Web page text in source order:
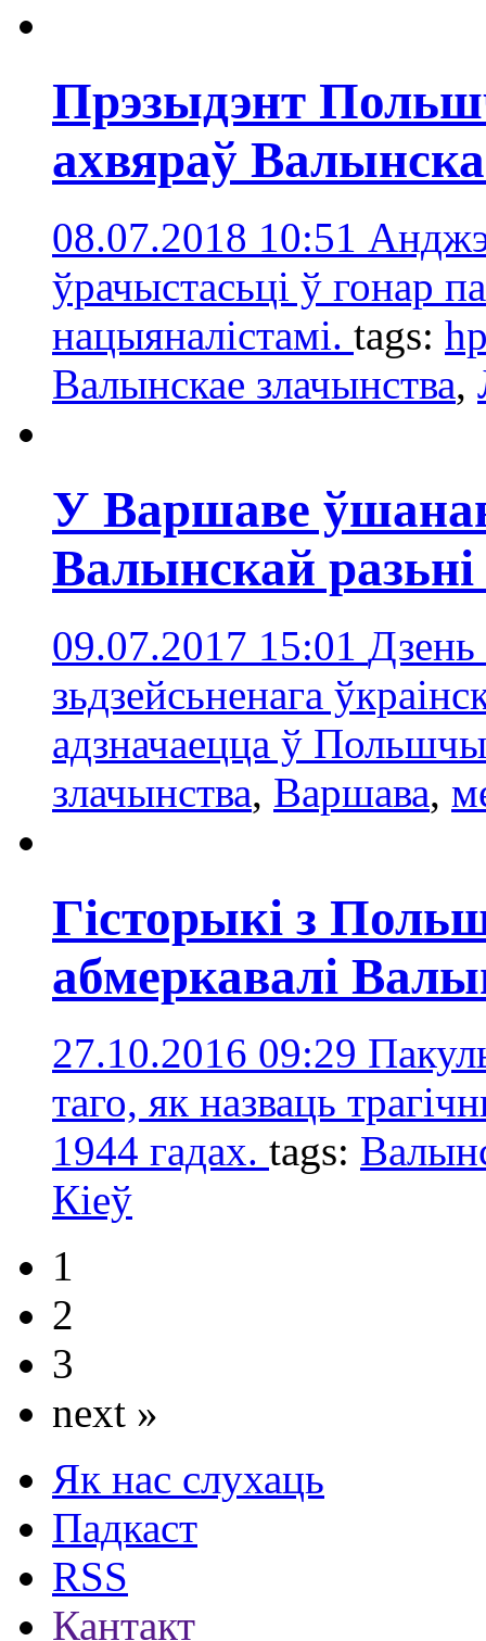
Прэзыдэнт
ахвяраў
08.07.2018 10:51
ўрачыстасьці ў гонар
нацыяналістамі. tags:
Валынскае злачынства,
У Варшаве
Валынскай
09.07.2017 15:01 Дзень
зьдзейсьненага
адзначаецца ў
злачынства, Варшава,
Гісторыкі з
абмеркавалі
27.10.2016 09:29
таго, як назваць
1944 гадах. tags:
Кіеў
1
2
3
next »
Як нас слухаць
Падкаст
RSS
Кантакт